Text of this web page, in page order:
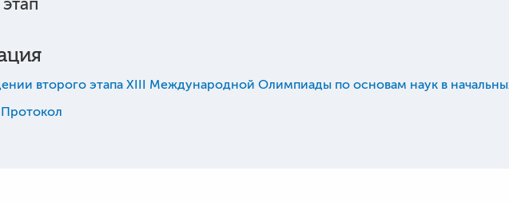
второго этапа XIII Международной Олимпиады по основам наук в